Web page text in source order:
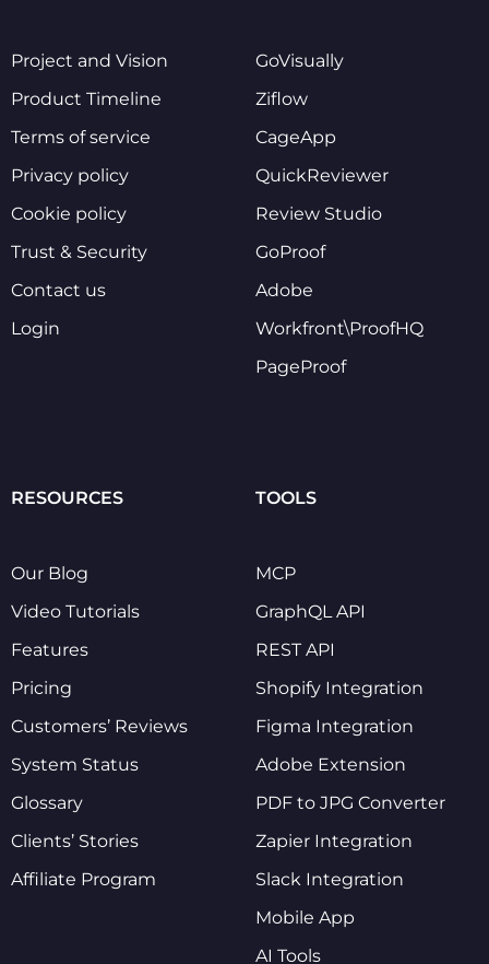
Project and Vision
Product Timeline
Terms of service
Privacy policy
Cookie policy
Trust & Security
Contact us
Login
GoVisually
Ziflow
CageApp
QuickReviewer
Review Studio
GoProof
Adobe
Workfront\ProofHQ
PageProof
RESOURCES
Our Blog
Video Tutorials
Features
Pricing
Customers’ Reviews
System Status
Glossary
Clients’ Stories
Affiliate Program
TOOLS
MCP
GraphQL API
REST API
Shopify Integration
Figma Integration
Adobe Extension
PDF to JPG Converter
Zapier Integration
Slack Integration
Mobile App
AI Tools